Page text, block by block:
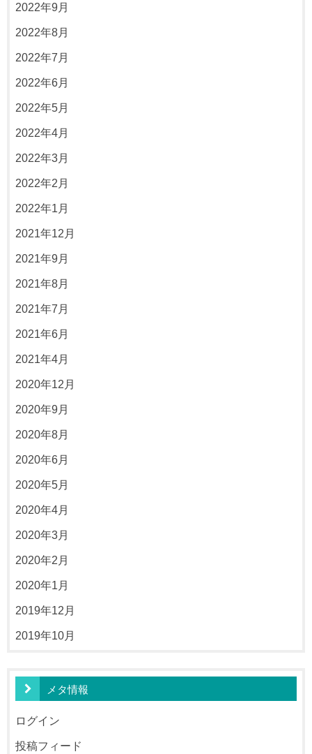
2022年9月
2022年8月
2022年7月
2022年6月
2022年5月
2022年4月
2022年3月
2022年2月
2022年1月
2021年12月
2021年9月
2021年8月
2021年7月
2021年6月
2021年4月
2020年12月
2020年9月
2020年8月
2020年6月
2020年5月
2020年4月
2020年3月
2020年2月
2020年1月
2019年12月
2019年10月
メタ情報
ログイン
投稿フィード